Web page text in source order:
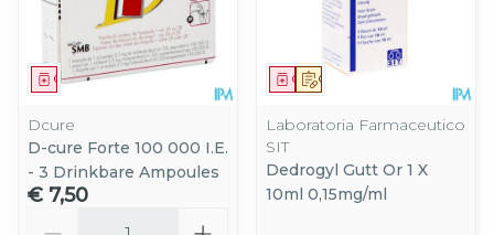
Geneesmiddel
Dcure
D-cure Forte 100 000 I.E.
- 3 Drinkbare Ampoules
€ 7,50
Op voorschrift
Geneesmiddel
Laboratoria Farmaceutico
SIT
Dedrogyl Gutt Or 1 X
10ml 0,15mg/ml